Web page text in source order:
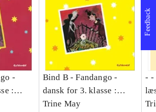
-
:
Bind B -Fandango -
dansk for 3. klasse :
grundbog -- Arbejdsbog.
Trine May
- -
-
Feedback